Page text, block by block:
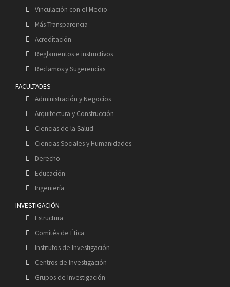
Vinculación con el Medio
Más Transparencia
Acreditación
Reglamentos e instructivos
Reclamos y Sugerencias
FACULTADES
Administración y Negocios
Arquitectura y Construcción
Ciencias de la Salud
Ciencias Sociales y Humanidades
Derecho
Educación
Ingeniería
INVESTIGACIÓN
Estructura
Comités de Ética
Institutos de Investigación
Centros de Investigación
Grupos de Investigación